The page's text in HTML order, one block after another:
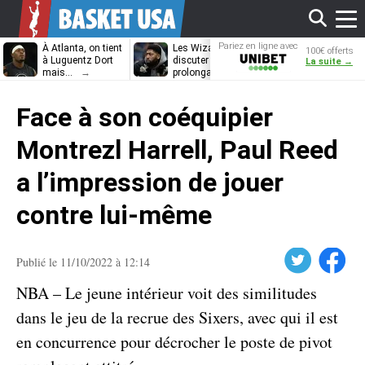
menu
À Atlanta, on tient
à Luguentz Dort
mais…
Les Wizards vont
discuter
prolongation avec
Dennis
découvrira-t-il
Pariez en ligne avec
Unibet
100€ offerts
La suite →
Face à son coéquipier
Montrezl Harrell, Paul Reed
a l’impression de jouer
contre lui-même
Publié le 11/10/2022 à 12:14 Facebook
NBA – Le jeune intérieur voit des similitudes
dans le jeu de la recrue des Sixers, avec qui il est
en concurrence pour décrocher le poste de pivot